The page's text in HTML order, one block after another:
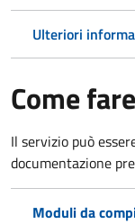
Ulteriori
Come fare
Il servizio può
documentazione
Moduli da